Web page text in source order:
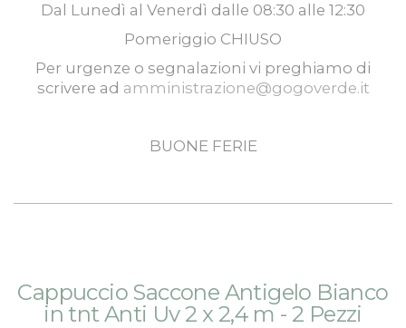
Dal Lunedì al Venerdì dalle 08:30 alle 12:30
Pomeriggio CHIUSO
Per urgenze o segnalazioni vi preghiamo di
scrivere ad amministrazione@gogoverde.it
BUONE FERIE
alla
all'inizio
Cappuccio Saccone Antigelo Bianco
in tnt Anti Uv 2 x 2,4 m - 2 Pezzi